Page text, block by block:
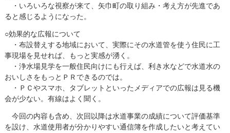
・いろいろな視察が来て、矢巾町の取り組み・考え方が先進であ
ると感じるようになった。
○効果的な広報について
・布設替えする地域において、実際にその水道管を使う住民に工
事現場を見せれば、もっと実感が湧く。
・浄水場見学を一般住民向けにも行えば、利き水などで水道水の
おいしさをもっとＰＲできるのでは。
・ＰＣやスマホ、タブレットといったメディアでの広報は見る機
会が少ない。有線はよく聞く。
今回の内容も含め、次回以降は水道事業の成績について評価基準
を設け、水道使用者が分かりやすい通信簿を作成したいと考えてい